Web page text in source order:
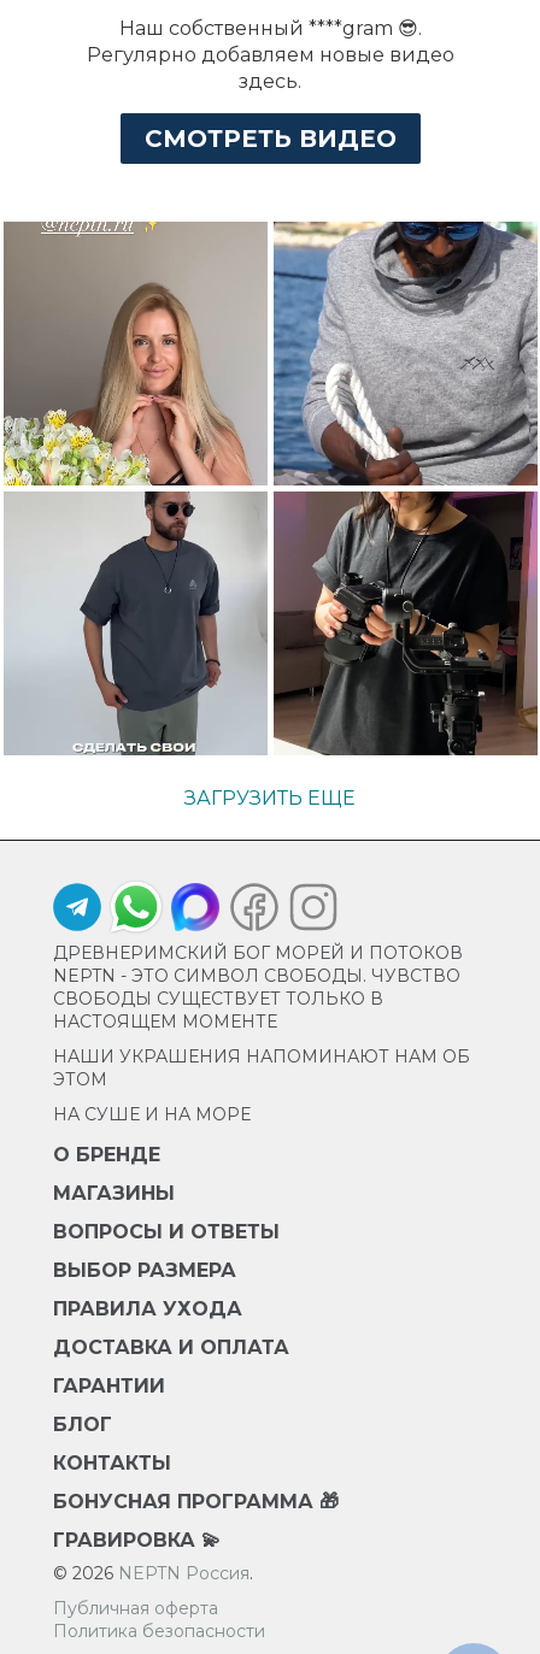
Наш собственный ****gram 😎.
Регулярно добавляем новые видео
здесь.
СМОТРЕТЬ ВИДЕО
ЗАГРУЗИТЬ ЕЩЕ
ДРЕВНЕРИМСКИЙ БОГ МОРЕЙ И ПОТОКОВ
NEPTN - ЭТО СИМВОЛ СВОБОДЫ. ЧУВСТВО
СВОБОДЫ СУЩЕСТВУЕТ ТОЛЬКО В
НАСТОЯЩЕМ МОМЕНТЕ
НАШИ УКРАШЕНИЯ НАПОМИНАЮТ НАМ ОБ
ЭТОМ
НА СУШЕ И НА МОРЕ
О БРЕНДЕ
МАГАЗИНЫ
ВОПРОСЫ И ОТВЕТЫ
ВЫБОР РАЗМЕРА
ПРАВИЛА УХОДА
ДОСТАВКА И ОПЛАТА
ГАРАНТИИ
БЛОГ
КОНТАКТЫ
БОНУСНАЯ ПРОГРАММА 🎁
ГРАВИРОВКА 💫
© 2026 NEPTN Россия.
Публичная оферта
Политика безопасности